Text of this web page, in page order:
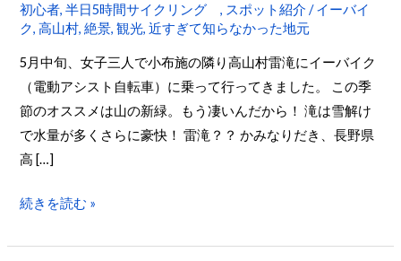
初心者,半日5時間サイクリング, スポット紹介 /イーバイ
ク,高山村,絶景,観光,近すぎて知らなかった地元
5月中旬、女子三人で小布施の隣り高山村雷滝にイーバイク
（電動アシスト自転車）に乗って行ってきました。 この季
節のオススメは山の新緑。もう凄いんだから！ 滝は雪解け
で水量が多くさらに豪快！ 雷滝？？ かみなりだき、長野県
高 […]
子
3
人
サ
イ
ク
リ
グ
続きを読む »